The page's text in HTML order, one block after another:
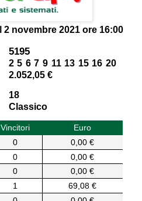
2 novembre 2021 ore 16:00
5195
2 5 6 7 9 11 13 15 16 20
2.052,05 €
18
Classico
Vincitori
Euro
0
0,00 €
0
0,00 €
0
0,00 €
1
69,08 €